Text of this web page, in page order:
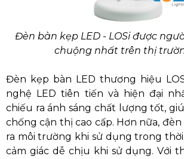
Đèn bàn kẹp LED - LOSi được
chuộng nhất trên thị
Đèn kẹp bàn LED thương hiệu
nghệ LED tiên tiến và hiện đại
chiếu ra ánh sáng chất lượng tốt,
chống cận thị cao cấp. Hơn nữa,
ra môi trường khi sử dụng trong thời
cảm giác dễ chịu khi sử dụng. Với